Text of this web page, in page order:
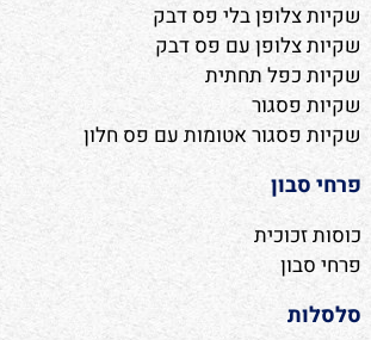
שקיות צלופן בלי פס דבק
שקיות צלופן עם פס דבק
שקיות כפל תחתית
שקיות פסגור
שקיות פסגור אטומות עם פס חלון
פרחי סבון
כוסות זכוכית
פרחי סבון
סלסלות